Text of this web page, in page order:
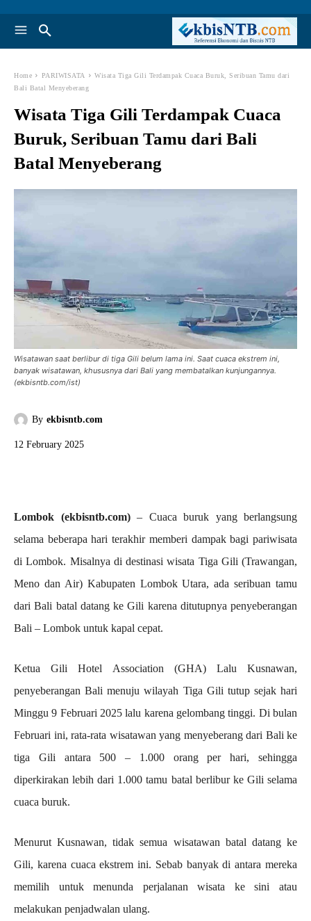
Home PARIWISATA
Wisata Tiga Gili Terdampak Cuaca Buruk, Seribuan Tamu dari
Bali Batal Menyeberang
Wisata Tiga Gili Terdampak Cuaca
Buruk, Seribuan Tamu dari Bali
Batal Menyeberang
Wisatawan saat berlibur di tiga Gili belum lama ini. Saat cuaca ekstrem ini,
banyak wisatawan, khususnya dari Bali yang membatalkan kunjungannya.
(ekbisntb.com/ist)
By ekbisntb.com
12 February 2025
Lombok (ekbisntb.com)– Cuaca buruk yang berlangsung
selama beberapa hari terakhir memberi dampak bagi pariwisata
di Lombok. Misalnya di destinasi wisata Tiga Gili (Trawangan,
Meno dan Air) Kabupaten Lombok Utara, ada seribuan tamu
dari Bali batal datang ke Gili karena ditutupnya penyeberangan
Bali – Lombok untuk kapal cepat.
Ketua Gili Hotel Association (GHA) Lalu Kusnawan,
penyeberangan Bali menuju wilayah Tiga Gili tutup sejak hari
Minggu 9 Februari 2025 lalu karena gelombang tinggi. Di bulan
Februari ini, rata-rata wisatawan yang menyeberang dari Bali ke
tiga Gili antara 500 – 1.000 orang per hari, sehingga
diperkirakan lebih dari 1.000 tamu batal berlibur ke Gili selama
cuaca buruk.
Menurut Kusnawan, tidak semua wisatawan batal datang ke
Gili, karena cuaca ekstrem ini. Sebab banyak di antara mereka
memilih untuk menunda perjalanan wisata ke sini atau
melakukan penjadwalan ulang.